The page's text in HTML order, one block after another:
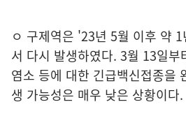
ㅇ 구제역은 '23년 5월 이후 약
서 다시 발생하였다. 3월 13일부
염소 등에 대한 긴급백신접종을
생 가능성은 매우 낮은 상황이다.